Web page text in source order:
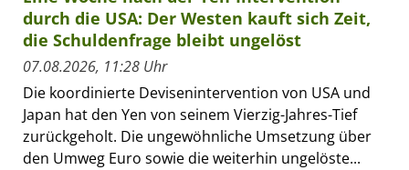
durch die USA: Der Westen kauft sich Zeit,
die Schuldenfrage bleibt ungelöst
07.08.2026, 11:28 Uhr
Die koordinierte Devisenintervention von USA und
Japan hat den Yen von seinem Vierzig-Jahres-Tief
zurückgeholt. Die ungewöhnliche Umsetzung über
den Umweg Euro sowie die weiterhin ungelöste...